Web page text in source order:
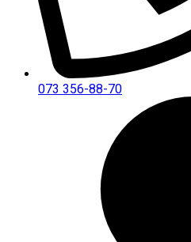
073 356-88-70